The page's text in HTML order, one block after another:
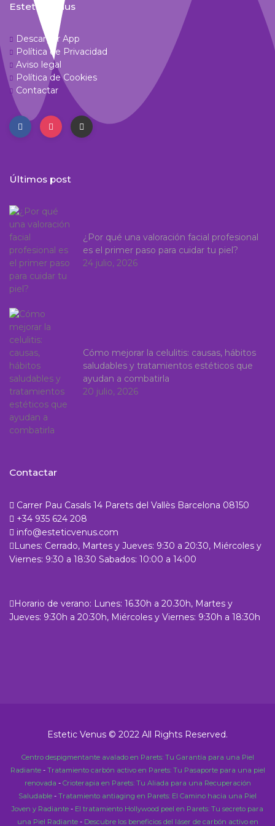
Estetic Venus
Descargar App
Política de Privacidad
Aviso legal
Política de Cookies
Contactar
Últimos post
¿Por qué una valoración facial profesional
es el primer paso para cuidar tu piel?
24 julio, 2026
Cómo mejorar la celulitis: causas, hábitos
saludables y tratamientos estéticos que
ayudan a combatirla
20 julio, 2026
Contactar
Carrer Pau Casals 14 Parets del Vallès Barcelona 08150
+34 935 624 208
info@esteticvenus.com
Lunes: Cerrado, Martes y Jueves: 9:30 a 20:30, Miércoles y
Viernes: 9:30 a 18:30 Sabados: 10:00 a 14:00
Horario de verano: Lunes: 16.30h a 20.30h, Martes y
Jueves: 9:30h a 20:30h, Miércoles y Viernes: 9:30h a 18:30h
Estetic Venus © 2022 All Rights Reserved.
Centro despigmentante avalado en Parets: Tu Garantía para una Piel
Radiante- Tratamiento carbón activo en Parets: Tu Pasaporte para una piel
renovada - Crioterapia en Parets: Tu Aliada para una Recuperación
Saludable - Tratamiento antiaging en Parets: El Camino hacia una Piel
Joven y Radiante - El tratamiento Hollywood peel en Parets: Tu secreto para
una Piel Radiante- Descubre los beneficios del láser de carbón activo en